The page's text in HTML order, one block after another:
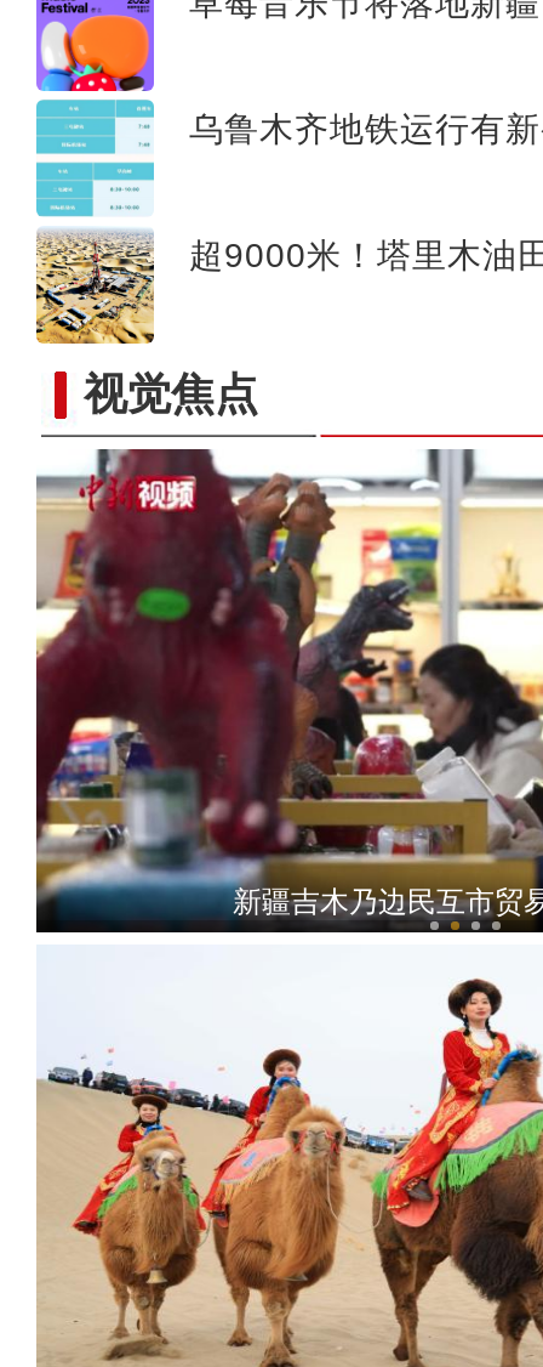
乌鲁木齐地铁运行有
超9000米！塔里木油
视觉焦点新疆：多种珍稀野生动物
新疆吉木乃边民互市贸